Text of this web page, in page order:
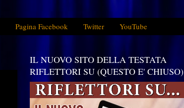
Pagina Facebook Twitter YouTube
IL NUOVO SITO DELLA TESTATA
RIFLETTORI SU (QUESTO E' CHIUSO)